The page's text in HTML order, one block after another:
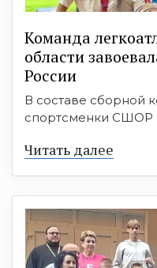
Команда
области
России
В составе сборной
спортсменки СШОР
Читать далее